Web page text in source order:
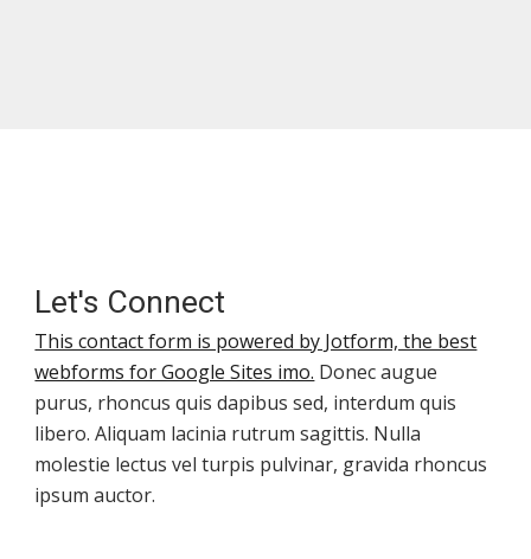
Let's Connect
This contact form is powered by Jotform, the best
webforms for Google Sites imo. Donec augue
purus, rhoncus quis dapibus sed, interdum quis
libero. Aliquam lacinia rutrum sagittis. Nulla
molestie lectus vel turpis pulvinar, gravida rhoncus
ipsum auctor.